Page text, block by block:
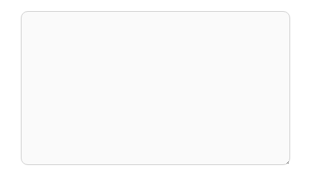
Commentaire